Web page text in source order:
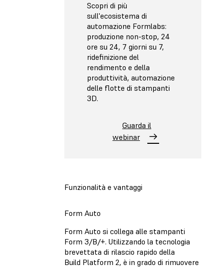
Scopri di più
sull'ecosistema di
automazione Formlabs:
produzione non-stop, 24
ore su 24, 7 giorni su 7,
ridefinizione del
rendimento e della
produttività, automazione
delle flotte di stampanti
3D.
Guarda il
webinar
Funzionalità e vantaggi
Form Auto
Form Auto si collega alle stampanti
Form 3/B/+. Utilizzando la tecnologia
brevettata di rilascio rapido della
Build Platform 2, è in grado di rimuovere